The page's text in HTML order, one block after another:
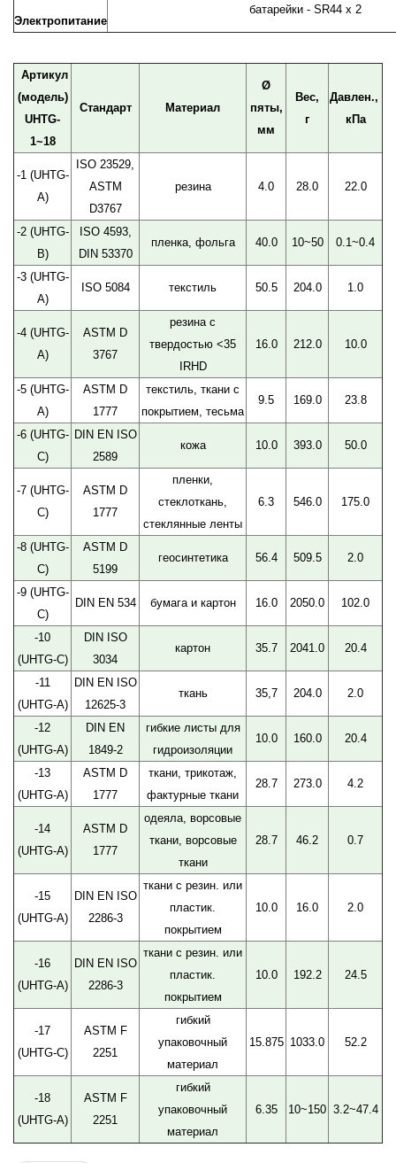
Электропитание
батарейки - SR44 x 2
Артикул
(модель)
UHTG-
1~18
Стандарт Материал
Ø
пяты,
мм
Вес,
г
Давлен.,
кПа
-1 (UHTG-
A)
ISO 23529,
ASTM
D3767
резина 4.0 28.0 22.0
-2 (UHTG-
B)
ISO 4593,
DIN 53370
пленка, фольга 40.0 10~50 0.1~0.4
-3 (UHTG-
A)
ISO 5084 текстиль 50.5 204.0 1.0
-4 (UHTG-
A)
ASTM D
3767
резина с
твердостью <35
IRHD
16.0 212.0 10.0
-5 (UHTG-
A)
ASTM D
1777
текстиль, ткани с
покрытием, тесьма
9.5 169.0 23.8
-6 (UHTG-
C)
DIN EN ISO
2589
кожа 10.0 393.0 50.0
-7 (UHTG-
C)
ASTM D
1777
пленки,
стеклоткань,
стеклянные ленты
6.3 546.0 175.0
-8 (UHTG-
C)
ASTM D
5199
геосинтетика 56.4 509.5 2.0
-9 (UHTG-
C)
DIN EN 534 бумага и картон 16.0 2050.0 102.0
-10
(UHTG-C)
DIN ISO
3034
картон 35.7 2041.0 20.4
-11
(UHTG-A)
DIN EN ISO
12625-3
ткань 35,7 204.0 2.0
-12
(UHTG-A)
DIN EN
1849-2
гибкие листы для
гидроизоляции
10.0 160.0 20.4
-13
(UHTG-A)
ASTM D
1777
ткани, трикотаж,
фактурные ткани
28.7 273.0 4.2
-14
(UHTG-A)
ASTM D
1777
одеяла, ворсовые
ткани, ворсовые
ткани
28.7 46.2 0.7
-15
(UHTG-A)
DIN EN ISO
2286-3
ткани с резин. или
пластик.
покрытием
10.0 16.0 2.0
-16
(UHTG-A)
DIN EN ISO
2286-3
ткани с резин. или
пластик.
покрытием
10.0 192.2 24.5
-17
(UHTG-C)
ASTM F
2251
гибкий
упаковочный
материал
15.875 1033.0 52.2
-18
(UHTG-A)
ASTM F
2251
гибкий
упаковочный
материал
6.35 10~150 3.2~47.4